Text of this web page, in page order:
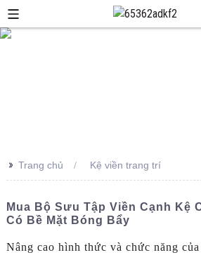
>> Trang chủ Kệ viền trang trí
Mua Bộ Sưu Tập Viền Cạnh Kệ
Có Bề Mặt Bóng Bẩy
Nâng cao hình thức và chức năng